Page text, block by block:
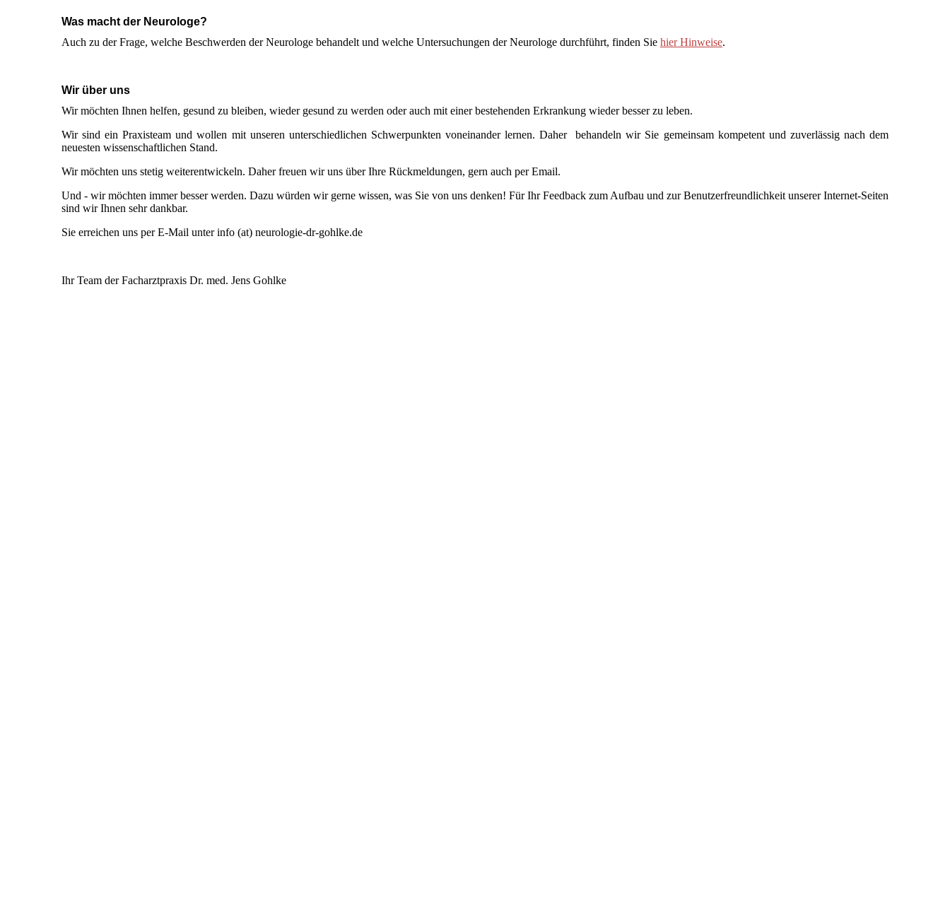
Was macht der Neurologe?
Auch zu der Frage, welche Beschwerden der Neurologe behandelt und welche Untersuchungen der Neurologe durchführt, finden Sie hierHinweise.
Wir über uns
Wir möchten Ihnen helfen, gesund zu bleiben, wieder gesund zu werden oder auch mit einer bestehenden Erkrankung wieder besser zu leben.
Wir sind ein Praxisteam und wollen mit unseren unterschiedlichen Schwerpunkten voneinander lernen. Daher behandeln wir Sie gemeinsam kompetent und zuverlässig nach dem
neuesten wissenschaftlichen Stand.
Wir möchten uns stetig weiterentwickeln. Daher freuen wir uns über Ihre Rückmeldungen, gern auch per Email.
Und - wir möchten immer besser werden. Dazu würden wir gerne wissen, was Sie von uns denken! Für Ihr Feedback zum Aufbau und zur Benutzerfreundlichkeit unserer Internet-Seiten
sind wir Ihnen sehr dankbar.
Sie erreichen uns per E-Mail unter info (at) neurologie-dr-gohlke.de
Ihr Team der Facharztpraxis Dr. med. Jens Gohlke